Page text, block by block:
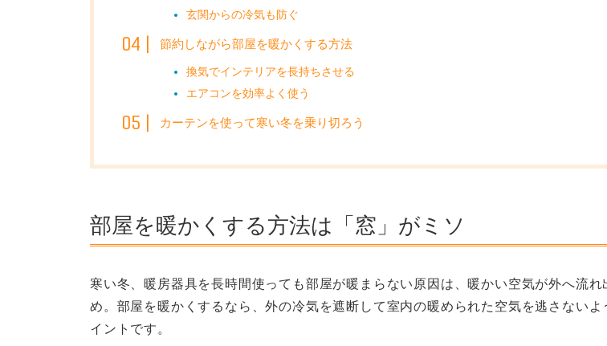
玄関からの冷気も防ぐ
節約しながら部屋を暖かくする方法
換気でインテリアを長持ちさせる
エアコンを効率よく使う
カーテンを使って寒い冬を乗り切ろう
部屋を暖かくする方法は「窓」がミソ
寒い冬、暖房器具を長時間使っても部屋が暖まらない原因は、暖かい空気が外へ流れ
め。部屋を暖かくするなら、外の冷気を遮断して室内の暖められた空気を逃さないよ
イントです。